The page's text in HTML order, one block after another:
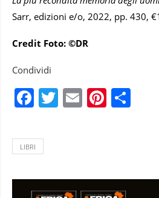
Sarr, edizioni e/o, 2022, pp. 430,
Credit Foto: ©DR
Condividi
Facebook
Twitter
Email
LIBRI